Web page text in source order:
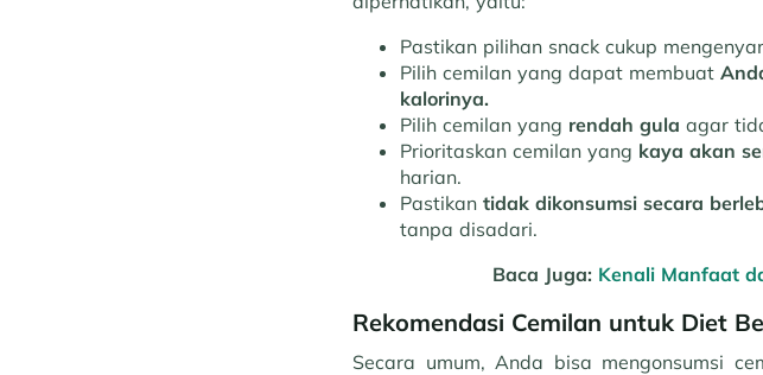
Pastikan pilihan snack cukup
Pilih cemilan yang dapat membuat
kalorinya.
Pilih cemilan yang rendah gula agar
Prioritaskan cemilan yang kaya akan
harian.
Pastikan tidak dikonsumsi secara
tanpa disadari.
Baca Juga: Kenali Manfaat
Rekomendasi Cemilan untuk Diet
Secara umum, Anda bisa mengonsumsi